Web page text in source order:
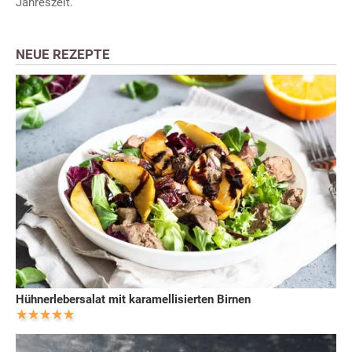
NEUE REZEPTE
Hühnerlebersalat mit karamellisierten Birnen